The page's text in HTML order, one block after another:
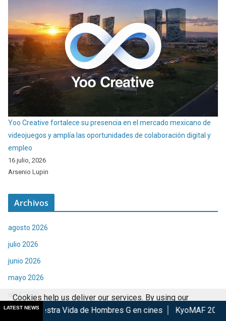
Yoo Creative fortalece su presencia en el mercado mexicano de
videojuegos y amplía las oportunidades de colaboración digital y
empleo
16 julio, 2026
Arsenio Lupin
Archivos
agosto 2026
julio 2026
junio 2026
mayo 2026
abril 2026
marzo 2026
LATEST NEWS
de Hombres G en cines KyoMAF 2026: Anuncian
Cookies help us deliver our services. By using our
services, you agree to our use of cookies.
Got it